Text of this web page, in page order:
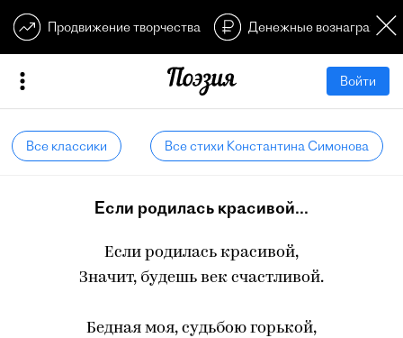
Продвижение творчества Денежные
Войти
Все классики Все стихи Константина Симонова
Если родилась красивой...
Если родилась красивой,
Значит, будешь век счастливой.
Бедная моя, судьбою горькой,